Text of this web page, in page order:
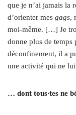
que je n’ai jamais la
d’orienter mes gags,
moi-même. […] Je
donne plus de temps
déconfinement, il a
une activité qui ne
… dont tous‧tes ne